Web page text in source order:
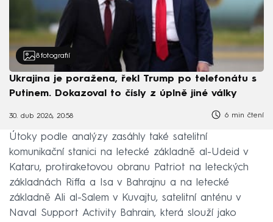
8 fotografií
Ukrajina je poražena, řekl Trump po telefonátu s
Putinem. Dokazoval to čísly z úplně jiné války
30. dub 2026, 20:58 6 min čtení
Útoky podle analýzy zasáhly také satelitní
komunikační stanici na letecké základně al-Udeid v
Kataru, protiraketovou obranu Patriot na leteckých
základnách Riffa a Isa v Bahrajnu a na letecké
základně Ali al-Salem v Kuvajtu, satelitní anténu v
Naval Support Activity Bahrain, která slouží jako